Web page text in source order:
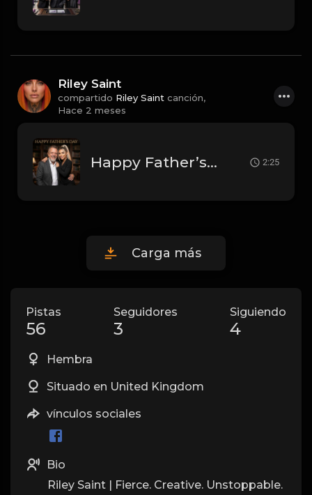
Riley Saint
compartido Riley Saint canción,
Hace 2 meses
Happy Father’s Day Keith 2:25
Carga más
Pistas
56
Seguidores
3
Siguiendo
4
Hembra
Situado en United Kingdom
vínculos sociales
Bio
Riley Saint | Fierce. Creative. Unstoppable.